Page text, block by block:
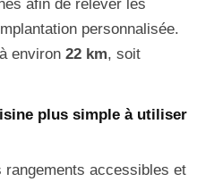
afin de relever les
personnalisée.
environ 22 km, soit
plus simple à utiliser
accessibles et